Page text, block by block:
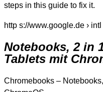
steps in this guide to fix it.
http s://www.google.de ›
Notebooks, 2 in
Tablets mit
Chromebooks –